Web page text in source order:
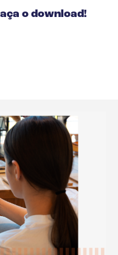
o download!